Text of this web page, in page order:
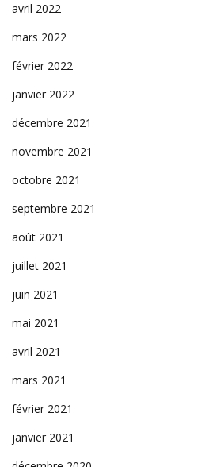
avril 2022
mars 2022
février 2022
janvier 2022
décembre 2021
novembre 2021
octobre 2021
septembre 2021
août 2021
juillet 2021
juin 2021
mai 2021
avril 2021
mars 2021
février 2021
janvier 2021